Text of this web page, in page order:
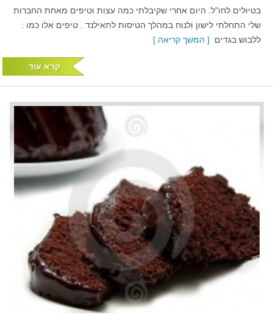
בטיולים לחו"ל. היום אחרי שקיבלתי כמה עצות וטיפים מאחת החברות
שלי התחלתי לישון ולנוח במהלך הטיסות לתאילנד . טיפים אלו כמו :
ללבוש בגדים [ המשך קריאה ]
קרא עוד